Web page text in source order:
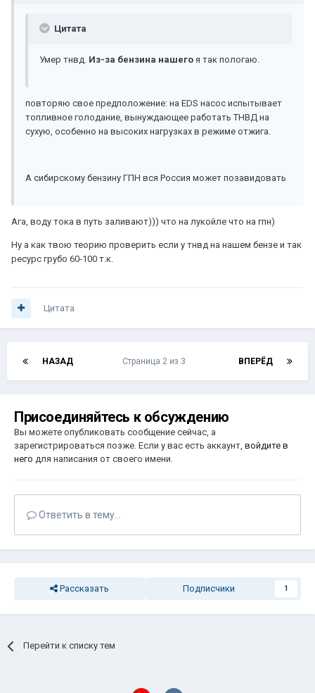
Цитата
Умер тнвд. Из-за бензина нашего я так пологаю.
повторяю свое предположение: на EDS насос испытывает
топливное голодание, вынуждающее работать ТНВД на
сухую, особенно на высоких нагрузках в режиме отжига.
А сибирскому бензину ГПН вся Россия может позавидовать
Ага, воду тока в путь заливают))) что на лукойле что на гпн)
Ну а как твою теорию проверить если у тнвд на нашем бензе и так
ресурс грубо 60-100 т.к.
Цитата
НАЗАД ВПЕРЁД
Страница 2 из 3
Присоединяйтесь к обсуждению
Вы можете опубликовать сообщение сейчас, а
зарегистрироваться позже. Если у вас есть аккаунт, войдите в
него для написания от своего имени.
Ответить в тему...
Рассказать Подписчики 1
Перейти к списку тем